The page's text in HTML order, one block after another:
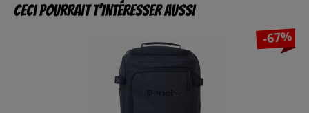
Ceci pourrait t’intéresser aussi
-67%